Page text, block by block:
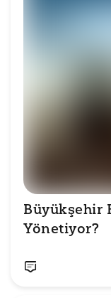
Büyükşehir
Yönetiyor?